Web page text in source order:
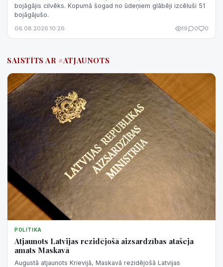
bojāgājis cilvēks. Kopumā šogad no ūdeņiem glābēji izcēluši 51
bojāgājušo.
06.08.2026 10:26 19 0 0
SAISTĪTS AR #ATJAUNOTS
POLITIKA
Atjaunots Latvijas rezidējošā aizsardzības atašeja
amats Maskavā
Augustā atjaunots Krievijā, Maskavā rezidējošā Latvijas